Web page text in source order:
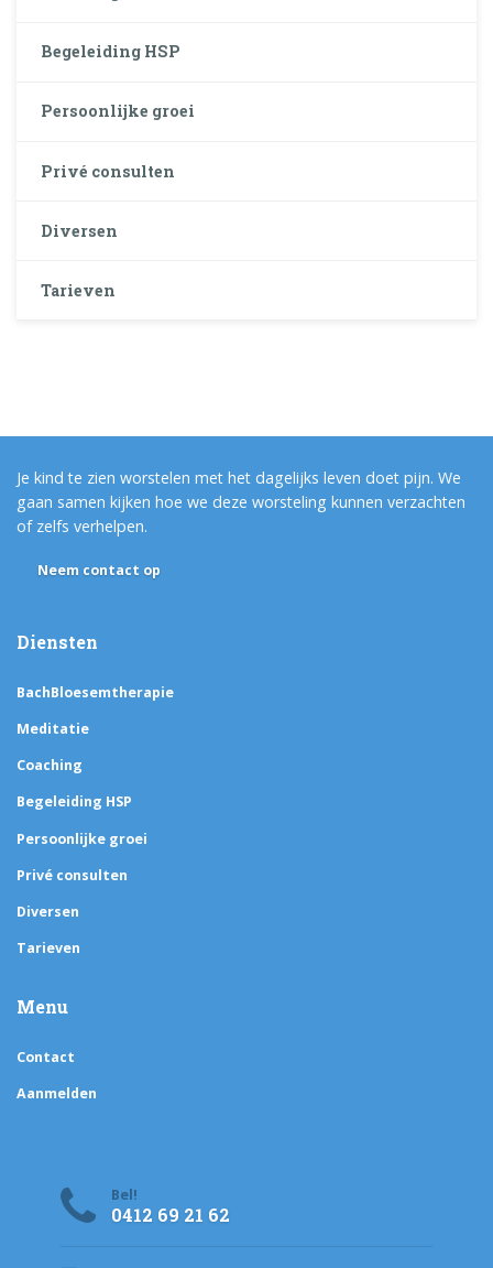
Begeleiding HSP
Persoonlijke groei
Privé consulten
Diversen
Tarieven
Je kind te zien worstelen met het dagelijks leven doet pijn. We
gaan samen kijken hoe we deze worsteling kunnen verzachten
of zelfs verhelpen.
Neem contact op
Diensten
BachBloesemtherapie
Meditatie
Coaching
Begeleiding HSP
Persoonlijke groei
Privé consulten
Diversen
Tarieven
Menu
Contact
Aanmelden
Bel!
0412 69 21 62